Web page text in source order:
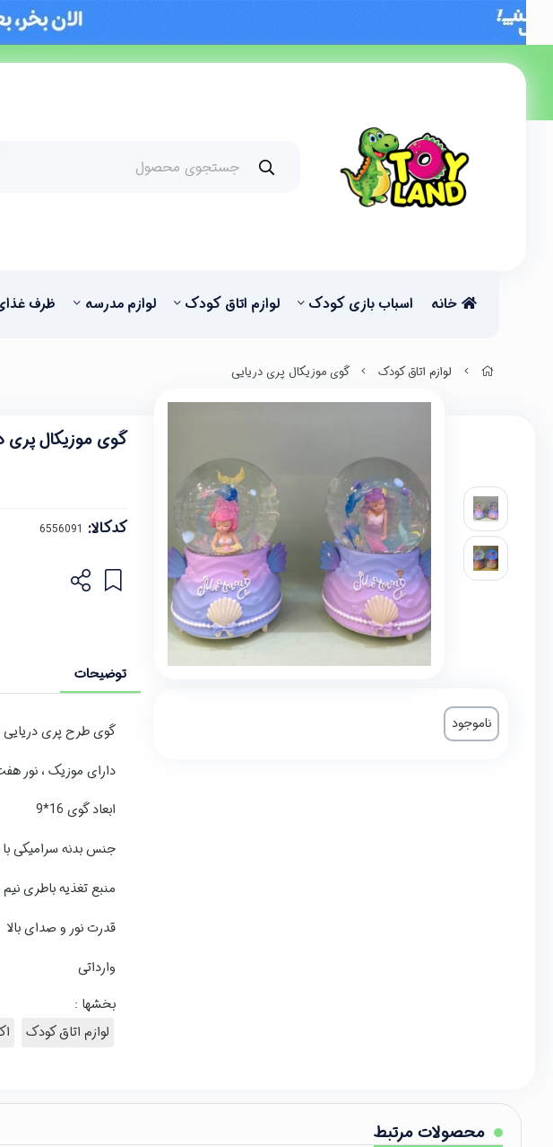
خانه اسباب بازی کودک لوازم اتاق کودک لوازم مدرسه ظرف
لوازم اتاق کودک گوی موزیکال پری دریایی
ناموجود
گوی موزیکال پری
کدکالا:
توضیحات
گوی طرح پری دریایی
دارای موزیک ، نور
ابعاد گوی 16*9
جنس بدنه سرامیکی
منبع تغذیه باطری
قدرت نور و صدای بالا
وارداتی
بخشها :
لوازم اتاق کودک
محصولات مرتبط